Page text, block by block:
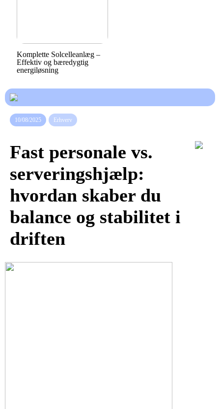
Komplette Solcelleanlæg –
Effektiv og bæredygtig
energiløsning
10/08/2025 Erhverv
Fast personale vs.
serveringshjælp:
hvordan skaber du
balance og stabilitet i
driften